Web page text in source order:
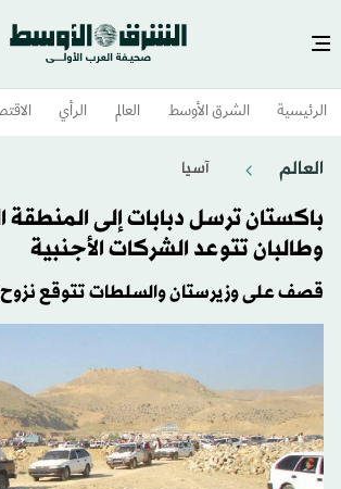
الرئيسية الشرق الأوسط​ العالم الرأي
العالم آسيا
باكستان ترسل دبابات إلى المنطقة
وطالبان تتوعد الشركات الأجنبية
قصف على وزيرستان والسلطات تتوقع نزوح